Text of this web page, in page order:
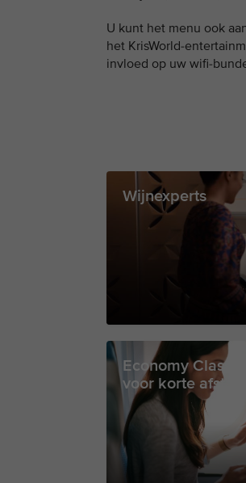
U kunt het menu ook
het KrisWorld-
invloed op uw wifi-
Wijnexperts
Economy Class
voor korte